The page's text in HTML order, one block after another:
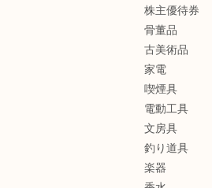
株主優待券
骨董品
古美術品
家電
喫煙具
電動工具
文房具
釣り道具
楽器